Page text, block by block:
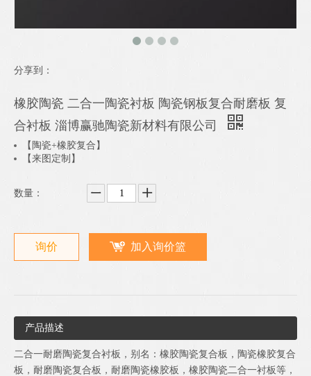
分享到：
橡胶陶瓷 二合一陶瓷衬板 陶瓷钢板复合耐磨板 复
合衬板 淄博赢驰陶瓷新材料有限公司
【陶瓷+橡胶复合】
【来图定制】
数量：
询价 加入询价篮
产品描述
二合一耐磨陶瓷复合衬板，别名：橡胶陶瓷复合板，陶瓷橡胶复合
板，耐磨陶瓷复合板，耐磨陶瓷橡胶板，橡胶陶瓷二合一衬板等，